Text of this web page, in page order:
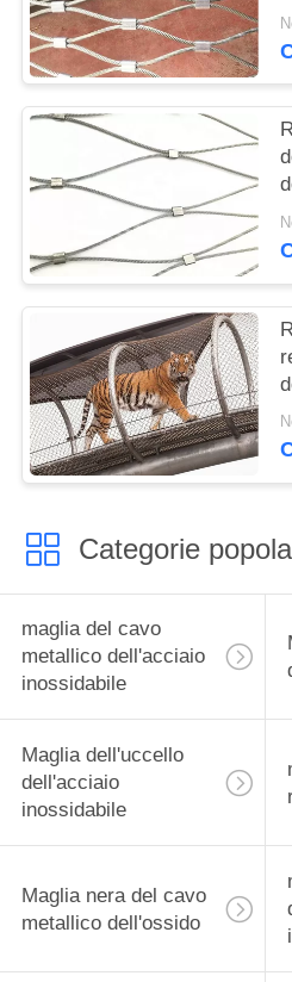
Categorie
maglia del cavo
metallico dell'acciaio
inossidabile
Maglia dell'uccello
dell'acciaio
inossidabile
Maglia nera del cavo
metallico dell'ossido